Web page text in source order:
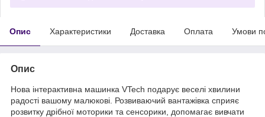
Опис Характеристики Доставка Оплата Умови
Опис
Нова інтерактивна машинка VTech подарує веселі хвилини
радості вашому малюкові. Розвиваючий вантажівка сприяє
розвитку дрібної моторики та сенсорики, допомагає вивчати